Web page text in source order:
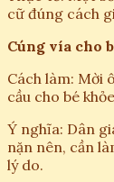
cữ đúng cách
Cúng vía cho
Cách làm: Mời
cầu cho bé
Ý nghĩa: Dân
nặn nên, cần
lý do.